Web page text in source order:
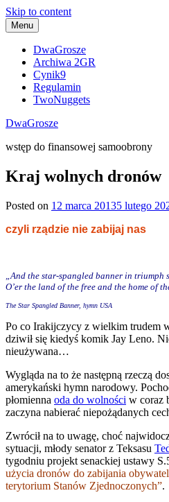
Skip to content
Menu
DwaGrosze
Archiwa 2GR
Cynik9
Regulamin
TwoNuggets
DwaGrosze
wstęp do finansowej samoobrony
Kraj wolnych dronów
Posted on 12 marca 20135 lutego
czyli rządzie nie zabijaj nas
„And the star-spangled banner in triumph
O’er the land of the free and the home of
The Star Spangled Banner, hymn USA
Po co Irakijczycy z wielkim trudem
dziwił się kiedyś komik Jay Leno.
nieużywana…
Wygląda na to że następną rzeczą
amerykański hymn narodowy.
płomienna oda do wolności w coraz
zaczyna nabierać niepożądanych
Zwrócił na to uwagę, choć
sytuacji, młody senator z Teksasu
tygodniu projekt senackiej ustawy
użycia dronów do zabijania
terytorium Stanów Zjednoczonych”.